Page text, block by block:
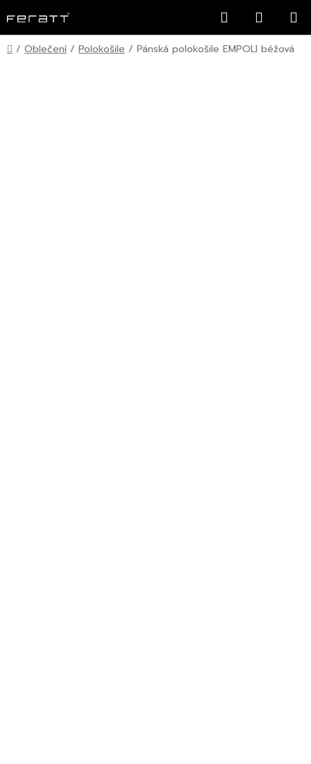
na
obsah
Hledat
KOŠÍK
Domů
/ Oblečení / Polokošile / Pánská polokošile EMPOLI béžová